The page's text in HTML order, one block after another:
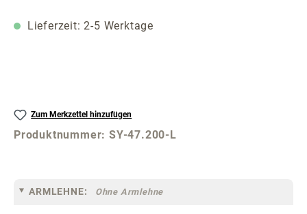
Lieferzeit: 2-5 Werktage
Zum Merkzettel hinzufügen
Produktnummer:SY-47.200-L
ARMLEHNE: Ohne Armlehne